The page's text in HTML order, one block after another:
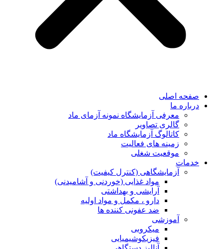
صفحه اصلی
درباره ما
معرفی آزمایشگاه نمونه آزمای ماد
گالری تصاویر
کاتالوگ آزمایشگاه ماد
زمینه های فعالیت
موقعیت شغلی
خدمات
آزمایشگاهی (کنترل کیفیت)
مواد غذایی (خوردنی و آشامیدنی)
آرایشی و بهداشتی
دارو ، مکمل و مواد اولیه
ضد عفونی کننده ها
آموزشی
میکروبی
فیزیکوشیمیایی